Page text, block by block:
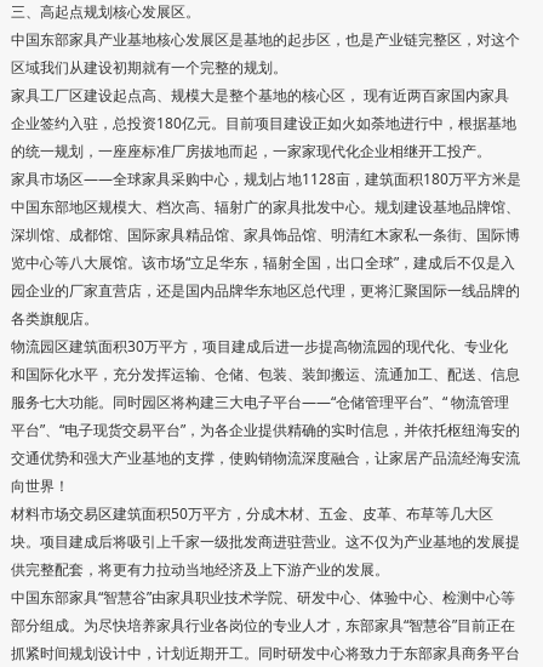
三、高起点规划核心发展区。
中国东部家具产业基地核心发展区是基地的起步区，也是产业链完整区，对这个
区域我们从建设初期就有一个完整的规划。
家具工厂区建设起点高、规模大是整个基地的核心区， 现有近两百家国内家具
企业签约入驻，总投资180亿元。目前项目建设正如火如荼地进行中，根据基地
的统一规划，一座座标准厂房拔地而起，一家家现代化企业相继开工投产。
家具市场区——全球家具采购中心，规划占地1128亩，建筑面积180万平方米是
中国东部地区规模大、档次高、辐射广的家具批发中心。规划建设基地品牌馆、
深圳馆、成都馆、国际家具精品馆、家具饰品馆、明清红木家私一条街、国际博
览中心等八大展馆。该市场“立足华东，辐射全国，出口全球”，建成后不仅是入
园企业的厂家直营店，还是国内品牌华东地区总代理，更将汇聚国际一线品牌的
各类旗舰店。
物流园区建筑面积30万平方，项目建成后进一步提高物流园的现代化、专业化
和国际化水平，充分发挥运输、仓储、包装、装卸搬运、流通加工、配送、信息
服务七大功能。同时园区将构建三大电子平台——“仓储管理平台”、“ 物流管理
平台”、“电子现货交易平台”，为各企业提供精确的实时信息，并依托枢纽海安的
交通优势和强大产业基地的支撑，使购销物流深度融合，让家居产品流经海安流
向世界！
材料市场交易区建筑面积50万平方，分成木材、五金、皮革、布草等几大区
块。项目建成后将吸引上千家一级批发商进驻营业。这不仅为产业基地的发展提
供完整配套，将更有力拉动当地经济及上下游产业的发展。
中国东部家具“智慧谷”由家具职业技术学院、研发中心、体验中心、检测中心等
部分组成。为尽快培养家具行业各岗位的专业人才，东部家具“智慧谷”目前正在
抓紧时间规划设计中，计划近期开工。同时研发中心将致力于东部家具商务平台